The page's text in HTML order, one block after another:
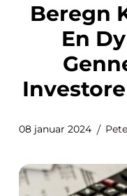
Beregn Kørselsfradrag:
En
08 januar 2024